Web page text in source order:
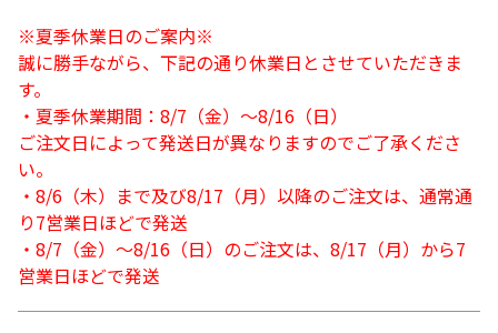
※夏季休業日のご案内※
誠に勝手ながら、下記の通り休業日とさせていただきま
す。
・夏季休業期間：8/7（金）～8/16（日）
ご注文日によって発送日が異なりますのでご了承くださ
い。
・8/6（木）まで及び8/17（月）以降のご注文は、通常通
り7営業日ほどで発送
・8/7（金）～8/16（日）のご注文は、8/17（月）から7
営業日ほどで発送